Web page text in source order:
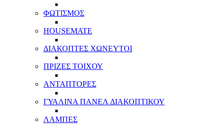
ΦΩΤΙΣΜΟΣ
HOUSEMATE
ΔΙΑΚΟΠΤΕΣ ΧΩΝΕΥΤΟΙ
ΠΡΙΖΕΣ ΤΟΙΧΟΥ
ΑΝΤΑΠΤΟΡΕΣ
ΓΥΑΛΙΝΑ ΠΑΝΕΛ ΔΙΑΚΟΠΤΙΚΟΥ
ΛΑΜΠΕΣ